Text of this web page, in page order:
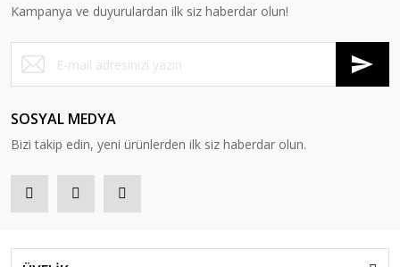
Kampanya ve duyurulardan ilk siz haberdar olun!
SOSYAL MEDYA
Bizi takip edin, yeni ürünlerden ilk siz haberdar olun.